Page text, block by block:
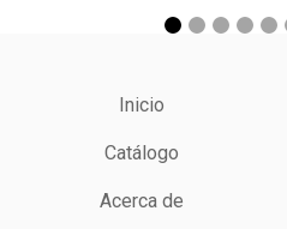
Inicio
Catálogo
Acerca de